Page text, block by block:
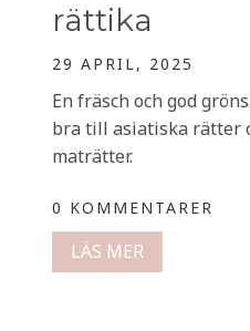
rättika
29 APRIL, 2025
En fräsch och god
bra till asiatiska rätter
maträtter.
0 KOMMENTARER
LÄS MER